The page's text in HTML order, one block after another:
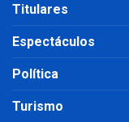
Titulares
Espectáculos
Política
Turismo